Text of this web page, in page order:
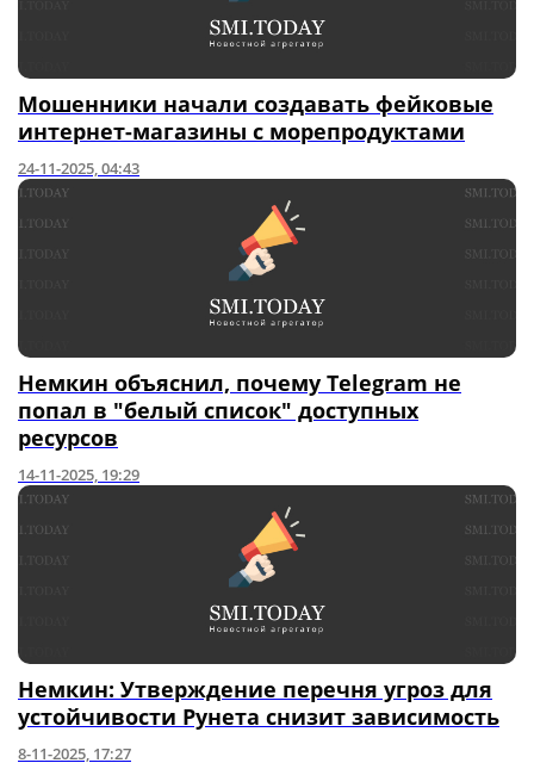
Мошенники начали создавать фейковые
интернет-магазины с морепродуктами
24-11-2025, 04:43
Немкин объяснил, почему Telegram не
попал в "белый список" доступных
ресурсов
14-11-2025, 19:29
Немкин: Утверждение перечня угроз для
устойчивости Рунета снизит зависимость
8-11-2025, 17:27